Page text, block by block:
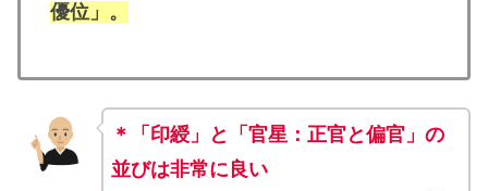
優位」。
＊「印綬」と「官星：正官と偏官」の
並びは非常に良い